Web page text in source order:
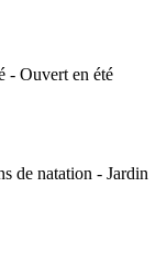
- Ouvert en été
de natation - Jardin